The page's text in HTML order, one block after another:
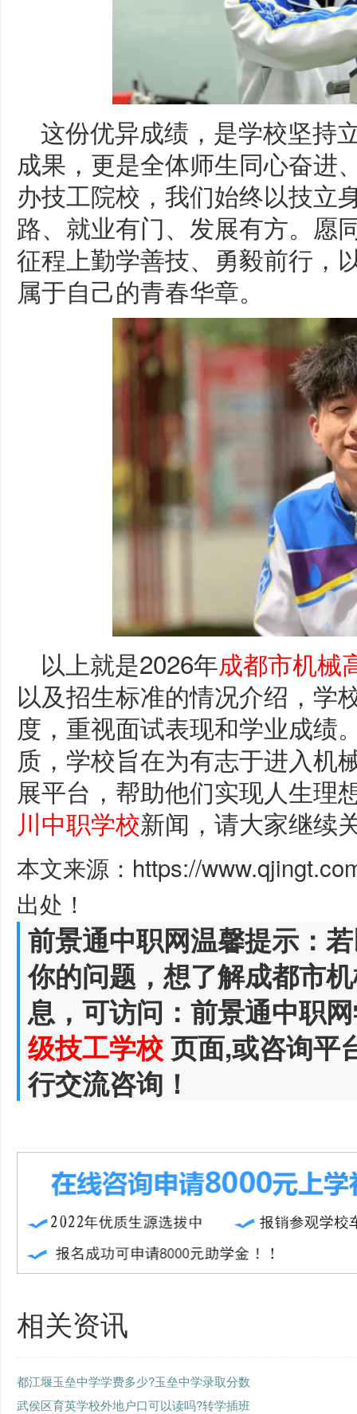
这份优异成绩，是学校坚持
成果，更是全体师生同心奋进
办技工院校，我们始终以技立
路、就业有门、发展有方。愿
征程上勤学善技、勇毅前行，
属于自己的青春华章。
以上就是2026年成都市机械
以及招生标准的情况介绍，学
度，重视面试表现和学业成绩
质，学校旨在为有志于进入机
展平台，帮助他们实现人生理
川中职学校新闻，请大家继续
本文来源：https://
出处！
前景通中职网温馨提示：
你的问题，想了解成都市
息，可访问：前景通中职
级技工学校页面,或咨询平
行交流咨询！
相关资讯
都江堰玉垒中学学费多少?玉垒中学录取分数
武侯区育英学校外地户口可以读吗?转学插班